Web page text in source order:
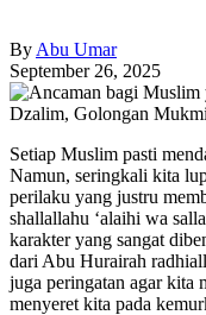
By Abu Umar
September 26, 2025
Setiap Muslim pasti
Namun, seringkali kita
perilaku yang justru
shallallahu ‘alaihi wa
karakter yang sangat
dari Abu Hurairah
juga peringatan agar kita
menyeret kita pada